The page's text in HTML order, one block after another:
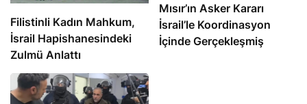
Filistinli Kadın Mahkum,
İsrail Hapishanesindeki
Zulmü Anlattı
Mısır’ın Asker Kararı
İsrail’le Koordinasyon
İçinde Gerçekleşmiş